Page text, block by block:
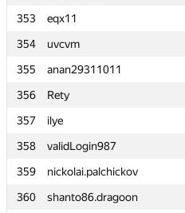
353
eqx11
354
uvcvm
355
anan29311011
356
Rety
357
ilye
358
validLogin987
359
nickolai.palchickov
360
shanto86.dragoon
353
eqx11
354
uvcvm
355
anan29311011
356
Rety
357
ilye
358
validLogin987
359
nickolai.palchickov
360
shanto86.dragoon